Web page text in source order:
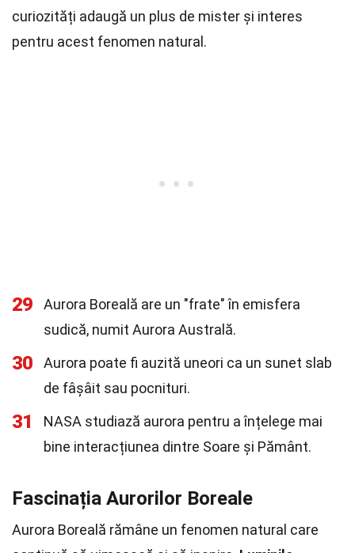
curiozități adaugă un plus de mister și interes
pentru acest fenomen natural.
29
Aurora Boreală are un "frate" în emisfera
sudică, numit Aurora Australă.
30
Aurora poate fi auzită uneori ca un sunet slab
de fâșâit sau pocnituri.
31
NASA studiază aurora pentru a înțelege mai
bine interacțiunea dintre Soare și Pământ.
Fascinația Aurorilor Boreale
Aurora Boreală rămâne un fenomen natural care